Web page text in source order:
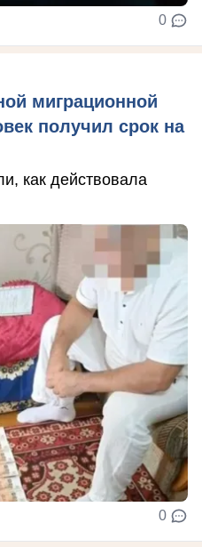
0
миграционной
получил срок на
как действовала
0